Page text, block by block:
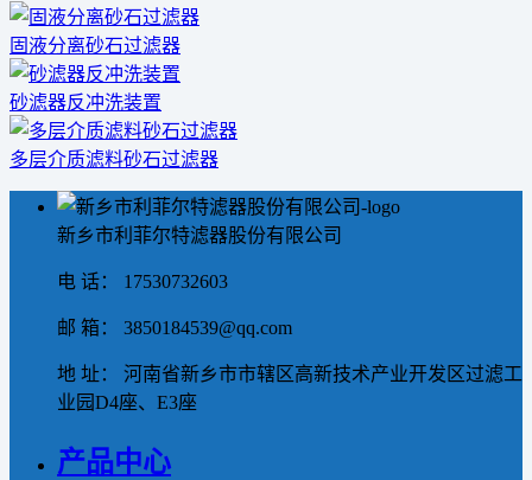
固液分离砂石过滤器
砂滤器反冲洗装置
多层介质滤料砂石过滤器
新乡市利菲尔特滤器股份有限公司
电 话： 17530732603
邮 箱： 3850184539@qq.com
地 址： 河南省新乡市市辖区高新技术产业开发区过滤工
业园D4座、E3座
产品中心